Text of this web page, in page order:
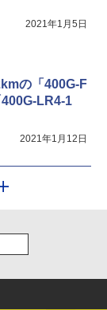
2021年1月5日
の「400G-F
LR4-1
2021年1月12日